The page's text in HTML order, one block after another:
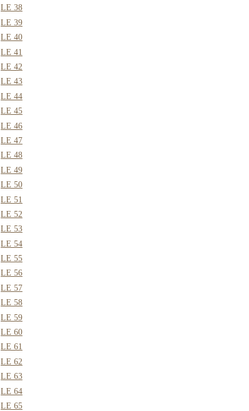
LE 38
LE 39
LE 40
LE 41
LE 42
LE 43
LE 44
LE 45
LE 46
LE 47
LE 48
LE 49
LE 50
LE 51
LE 52
LE 53
LE 54
LE 55
LE 56
LE 57
LE 58
LE 59
LE 60
LE 61
LE 62
LE 63
LE 64
LE 65